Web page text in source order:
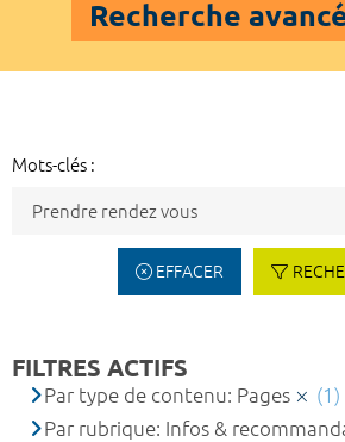
Recherche
Mots-clés :
EFFACER
FILTRES ACTIFS
Par type de contenu: Pages
(1)
Par rubrique: Infos &